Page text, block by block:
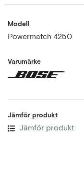
Modell
Powermatch 4250
Varumärke
Jämför produkt
Jämför produkt